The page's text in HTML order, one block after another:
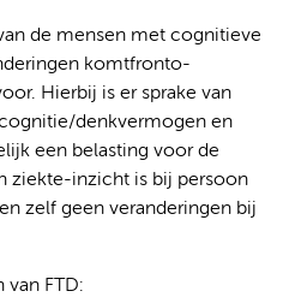
de mensen met cognitieve
komtfronto-
Hierbij is er sprake van
denkvermogen en
een belasting voor de
ziekte-inzicht is bij persoon
zelf geen veranderingen bij
van FTD: